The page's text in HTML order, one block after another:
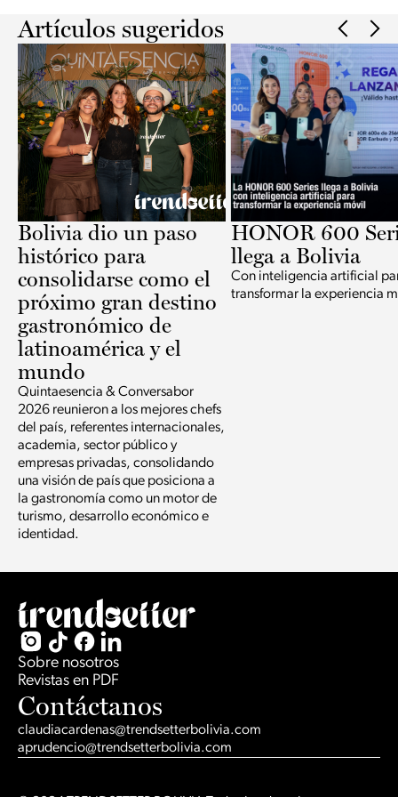
Artículos sugeridos
Bolivia dio un paso
histórico para
consolidarse como el
próximo gran destino
gastronómico de
latinoamérica y el
mundo
Quintaesencia & Conversabor
2026 reunieron a los mejores chefs
del país, referentes internacionales,
academia, sector público y
empresas privadas, consolidando
una visión de país que posiciona a
la gastronomía como un motor de
turismo, desarrollo económico e
identidad.
HONOR 600
llega a Bolivia
Con inteligencia artificial
transformar la experiencia
Sobre nosotros
Revistas en PDF
Contáctanos
claudiacardenas@trendsetterbolivia.com
aprudencio@trendsetterbolivia.com